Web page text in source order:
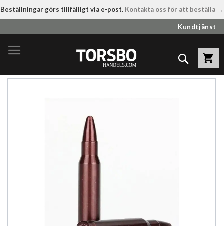
Beställningar görs tillfälligt via e-post. Kontakta oss för att beställa →
till
innehållet
Kundtjänst
Sök